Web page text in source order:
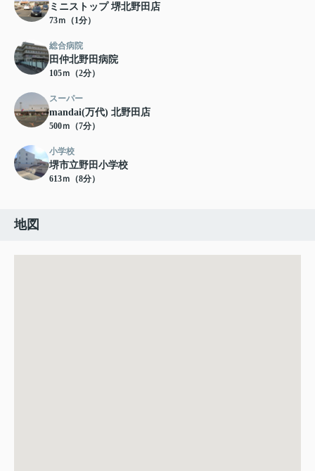
ミニストップ 堺北野田店
73ｍ（1分）
総合病院
田仲北野田病院
105ｍ（2分）
スーパー
mandai(万代) 北野田店
500ｍ（7分）
小学校
堺市立野田小学校
613ｍ（8分）
地図